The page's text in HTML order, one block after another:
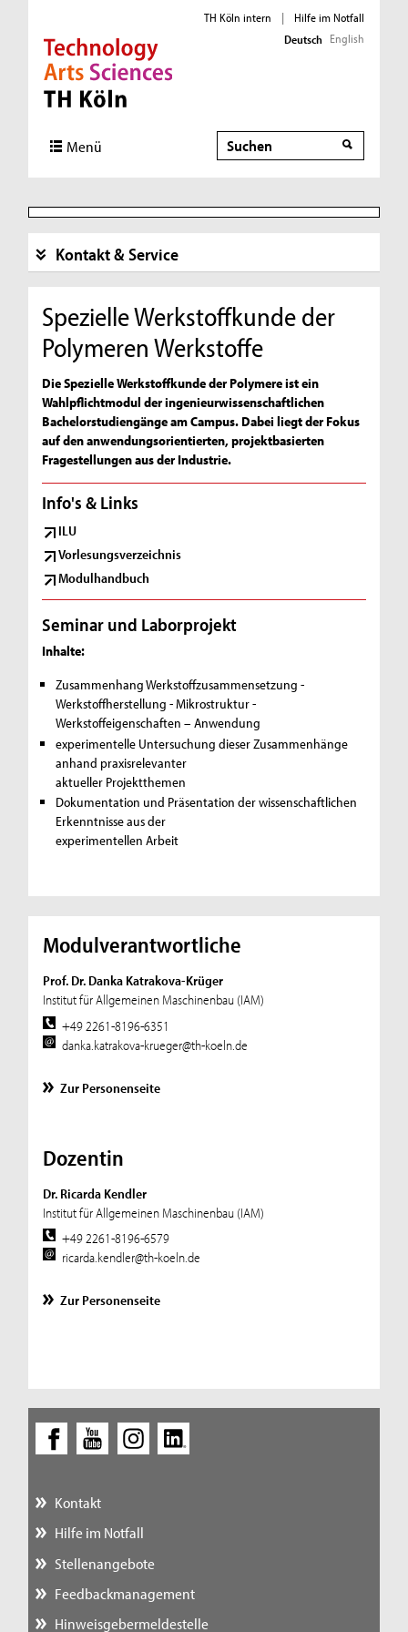
Direkt zur Hauptnavigation
Direkt zur Subnavigation
Direkt zum Inhalt
Direkt zum Fußbereich
TH Köln intern |
Hilfe im Notfall
Deutsch English
Menü Suche
Suche
Kontakt & Service
Spezielle Werkstoffkunde der
Polymeren Werkstoffe
Die Spezielle Werkstoffkunde der Polymere ist ein
Wahlpflichtmodul der ingenieurwissenschaftlichen
Bachelorstudiengänge am Campus. Dabei liegt der Fokus
auf den anwendungsorientierten, projektbasierten
Fragestellungen aus der Industrie.
Info's & Links
ILU
Vorlesungsverzeichnis
Modulhandbuch
Seminar und Laborprojekt
Inhalte:
Zusammenhang Werkstoffzusammensetzung -
Werkstoffherstellung - Mikrostruktur -
Werkstoffeigenschaften – Anwendung
experimentelle Untersuchung dieser Zusammenhänge
anhand praxisrelevanter
aktueller Projektthemen
Dokumentation und Präsentation der wissenschaftlichen
Erkenntnisse aus der
experimentellen Arbeit
Modulverantwortliche
Prof. Dr. Danka Katrakova-Krüger
Institut für Allgemeinen Maschinenbau (IAM)
+49 2261-8196-6351
danka.katrakova-krueger@th-koeln.de
Zur Personenseite
Dozentin
Dr. Ricarda Kendler
Institut für Allgemeinen Maschinenbau (IAM)
+49 2261-8196-6579
ricarda.kendler@th-koeln.de
Zur Personenseite
Kontakt
Hilfe im Notfall
Stellenangebote
Feedbackmanagement
Hinweisgebermeldestelle